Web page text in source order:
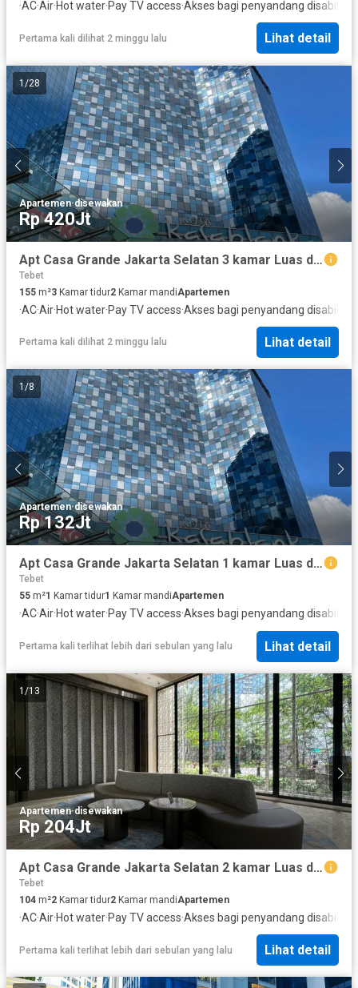
·AC·Air·Hot water·Pay TV access·Akses bagi penyandang disabilitas
Pertama kali dilihat 2 minggu lalu Lihat detail
1 /28
Apartemen·disewakan
Rp 420Jt
Apt Casa Grande Jakarta Selatan 3 kamar Luas dan Interior nya Bagus banget
Tebet
155 m²3 Kamar tidur2 Kamar mandiApartemen
·AC·Air·Hot water·Pay TV access·Akses bagi penyandang disabilitas
Pertama kali dilihat 2 minggu lalu Lihat detail
1 /8
Apartemen·disewakan
Rp 132Jt
Apt Casa Grande Jakarta Selatan 1 kamar Luas dan Interior nya Bagus
Tebet
55 m²1 Kamar tidur1 Kamar mandiApartemen
·AC·Air·Hot water·Pay TV access·Akses bagi penyandang disabilitas
Pertama kali terlihat lebih dari sebulan yang lalu Lihat detail
1 /13
Apartemen·disewakan
Rp 204Jt
Apt Casa Grande Jakarta Selatan 2 kamar Luas dan Interior nya Bagus
Tebet
104 m²2 Kamar tidur2 Kamar mandiApartemen
·AC·Air·Hot water·Pay TV access·Akses bagi penyandang disabilitas
Pertama kali terlihat lebih dari sebulan yang lalu Lihat detail